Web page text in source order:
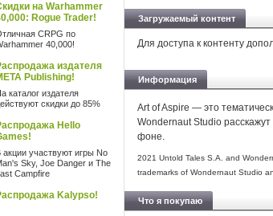
на Warhammer
Rogue Trader!
CRPG по
40,000!
издателя
Publishing!
каталог издателя
скидки до 85%
Hello
акции участвуют игры No
Sky, Joe Danger и The
Campfire
Kalypso!
Загружаемый контент
Для доступа к контенту
Информация
Art of Aspire — это
Wondernaut Studio
фоне.
2021 Untold Tales S.A. and
trademarks of Wondernaut Studio
Что я покупаю